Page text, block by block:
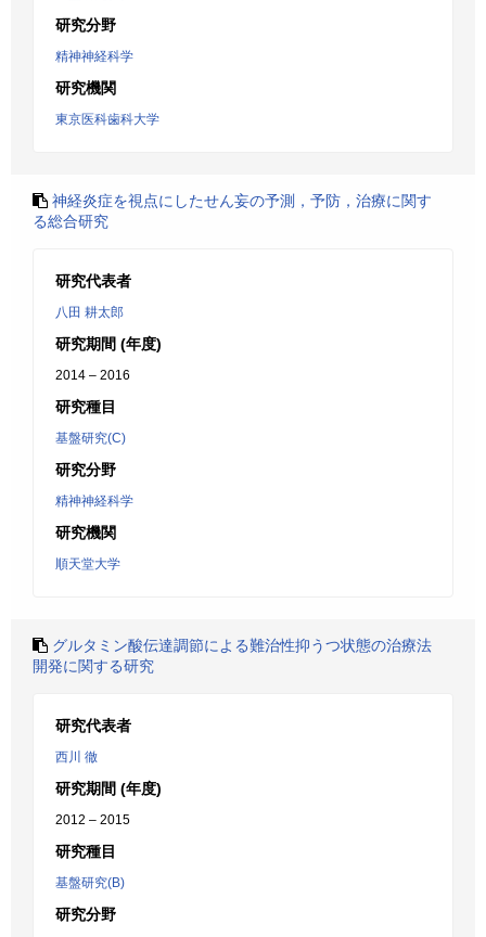
研究分野
精神神経科学
研究機関
東京医科歯科大学
神経炎症を視点にしたせん妄の予測，予防，治療に関す
る総合研究
研究代表者
八田 耕太郎
研究期間 (年度)
2014 – 2016
研究種目
基盤研究(C)
研究分野
精神神経科学
研究機関
順天堂大学
グルタミン酸伝達調節による難治性抑うつ状態の治療法
開発に関する研究
研究代表者
西川 徹
研究期間 (年度)
2012 – 2015
研究種目
基盤研究(B)
研究分野